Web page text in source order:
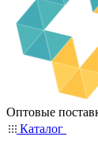
Оптовые
Каталог